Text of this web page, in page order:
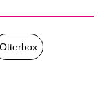
Stöttålig
Otterbox